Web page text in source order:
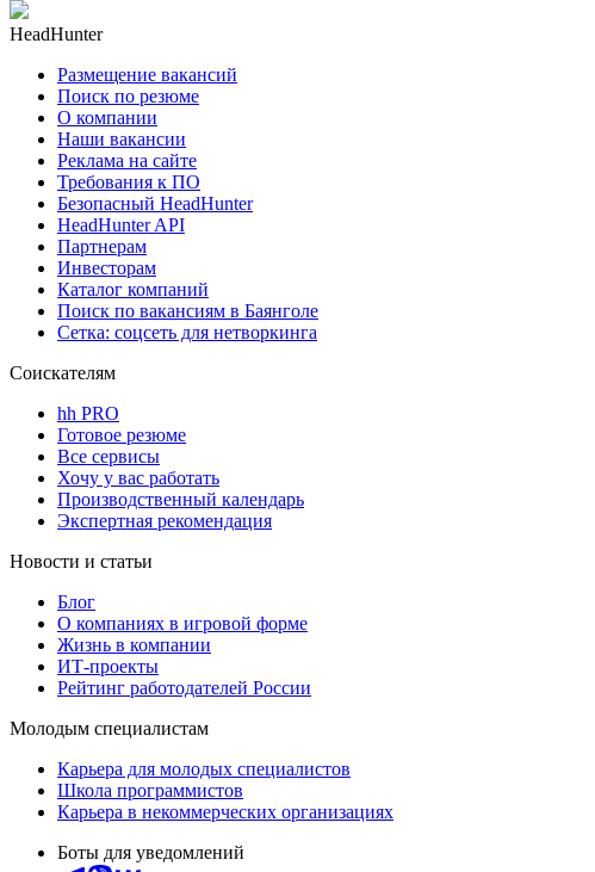
HeadHunter
Размещение вакансий
Поиск по резюме
О компании
Наши вакансии
Реклама на сайте
Требования к ПО
Безопасный HeadHunter
HeadHunter API
Партнерам
Инвесторам
Каталог компаний
Поиск по вакансиям в Баянголе
Сетка: соцсеть для нетворкинга
Соискателям
hh PRO
Готовое резюме
Все сервисы
Хочу у вас работать
Производственный календарь
Экспертная рекомендация
Новости и статьи
Блог
О компаниях в игровой форме
Жизнь в компании
ИТ-проекты
Рейтинг работодателей России
Молодым специалистам
Карьера для молодых специалистов
Школа программистов
Карьера в некоммерческих организациях
Боты для уведомлений